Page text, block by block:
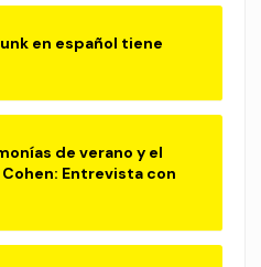
en español tiene
de verano y el
Entrevista con